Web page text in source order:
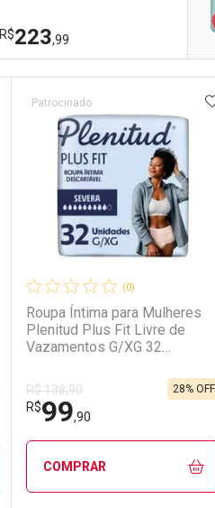
R$223,99
AOS FAVORITOS
(0)
Roupa Íntima para Mulheres
Plenitud Plus Fit Livre de
Vazamentos G/XG 32
Patrocinado
R$ 138,90
R$99,90
28% OFF
COMPRAR